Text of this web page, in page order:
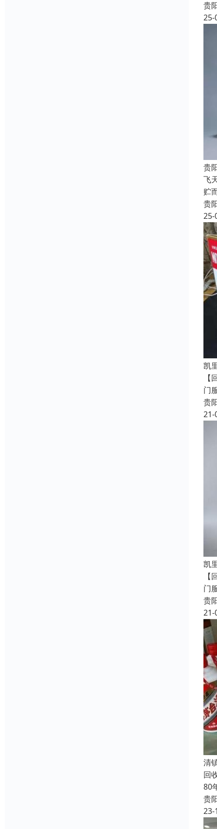
贵
25-
贵
飞
贮
贵
25-
凯
门
贵
21-
凯
门
贵
21-
清
回
80
贵
23-